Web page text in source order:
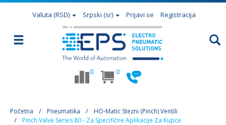
Valuta (RSD) Srpski (sr) Prijavi se Registracija
0 0
Početna Pneumatika
HO-Matic Stezni (pinch) Ventili
Pinch Valve Series 80 - Za Specifične Aplikacije Za Kupce